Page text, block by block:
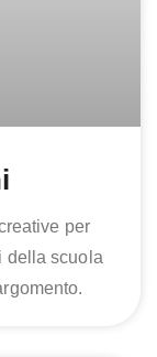
per
della scuola